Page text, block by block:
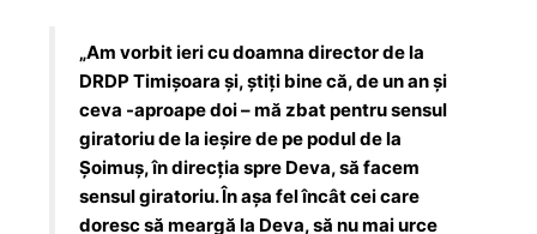
„Am vorbit ieri cu doamna director de la
DRDP Timișoara și, știți bine că, de un an și
ceva -aproape doi – mă zbat pentru sensul
giratoriu de la ieșire de pe podul de la
Șoimuș, în direcția spre Deva, să facem
sensul giratoriu. În așa fel încât cei care
doresc să meargă la Deva, să nu mai urce